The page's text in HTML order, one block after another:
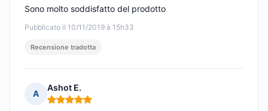
Pubblicato il 10/11/2019 à 15h33
Sono molto soddisfatto del prodotto
Recensione tradotta
A
Ashot E.
Nota: 5 su 5